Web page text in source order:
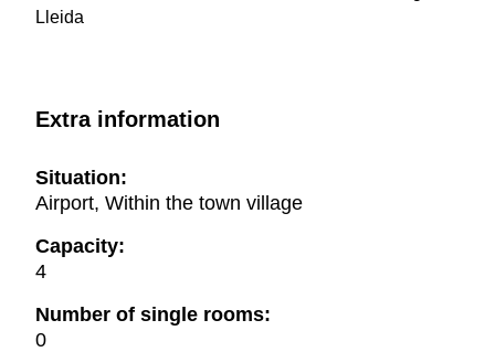
Lleida
Extra information
Situation:
Airport, Within the town village
Capacity:
4
Number of single rooms:
0